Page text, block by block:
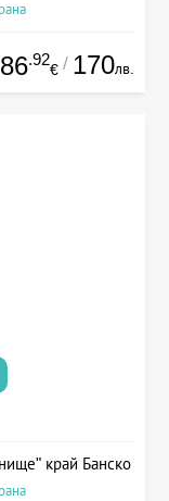
86.92
€ / 170лв.
край Банско